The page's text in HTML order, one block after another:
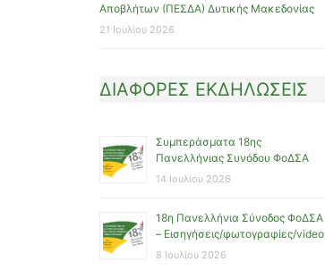
Αποβλήτων (ΠΕΣΔΑ) Δυτικής Μακεδονίας
21 Ιουλίου 2026
ΔΙΑΦΟΡΕΣ ΕΚΔΗΛΩΣΕΙΣ
Συμπεράσματα 18ης
Πανελλήνιας Συνόδου ΦοΔΣΑ
14 Ιουλίου 2026
18η Πανελλήνια Σύνοδος ΦοΔΣΑ
– Εισηγήσεις/φωτογραφίες/video
8 Ιουλίου 2026